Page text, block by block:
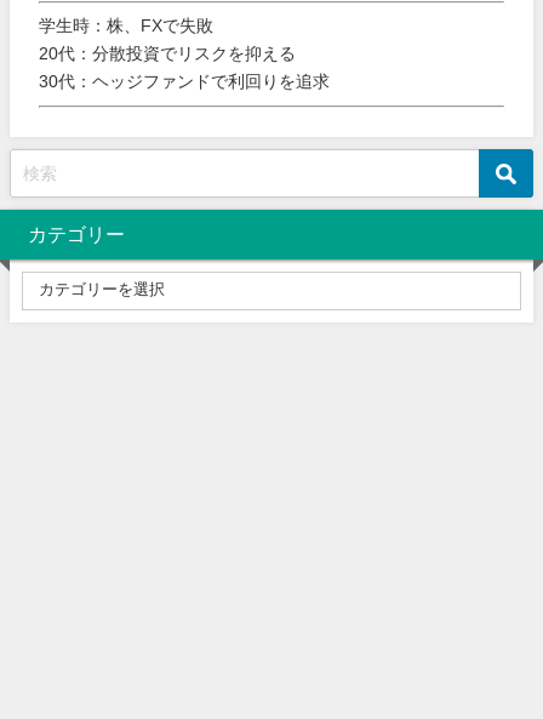
学生時：株、FXで失敗
20代：分散投資でリスクを抑える
30代：ヘッジファンドで利回りを追求
カテゴリー